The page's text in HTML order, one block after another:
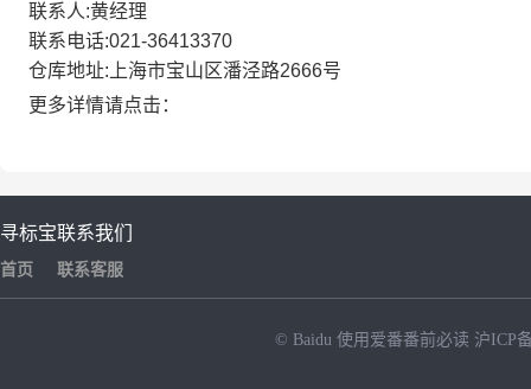
联系人:黄经理
联系电话:021-36413370
仓库地址:上海市宝山区潘泾路2666号
更多详情请点击：
寻标宝
首页
联系我们
联系客服
© Baidu 使用爱番番前必读 沪ICP